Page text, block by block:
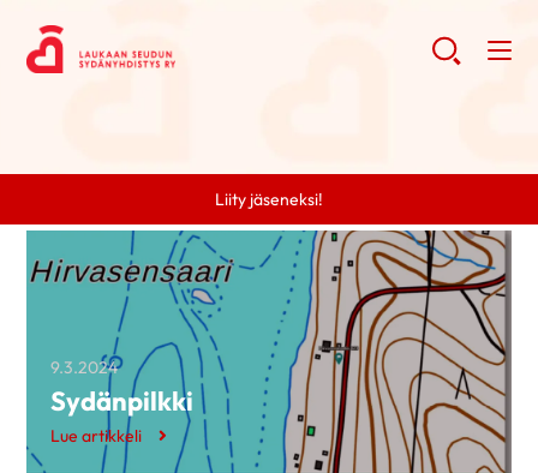
Liity jäseneksi!
9.3.2024
Sydänpilkki
Lue artikkeli